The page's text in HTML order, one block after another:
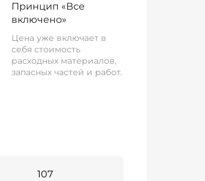
Принцип «Все
включено»
Цена уже включает в
себя стоимость
расходных материалов,
запасных частей и работ.
107